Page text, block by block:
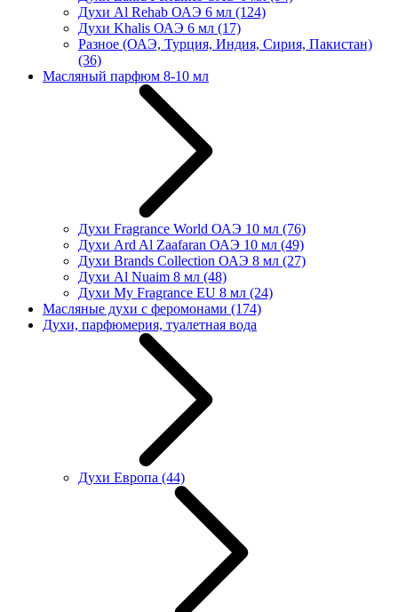
Духи Al Rehab ОАЭ 6 мл (124)
Духи Khalis ОАЭ 6 мл (17)
Разное (ОАЭ, Турция, Индия, Сирия, Пакистан)
(36)
Масляный парфюм 8-10 мл
Духи Fragrance World ОАЭ 10 мл (76)
Духи Ard Al Zaafaran ОАЭ 10 мл (49)
Духи Brands Collection ОАЭ 8 мл (27)
Духи Al Nuaim 8 мл (48)
Духи My Fragrance EU 8 мл (24)
Масляные духи с феромонами (174)
Духи, парфюмерия, туалетная вода
Духи Европа (44)